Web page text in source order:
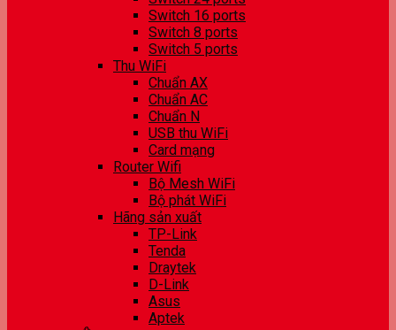
Switch 16 ports
Switch 8 ports
Switch 5 ports
Thu WiFi
Chuẩn AX
Chuẩn AC
Chuẩn N
USB thu WiFi
Card mạng
Router Wifi
Bộ Mesh WiFi
Bộ phát WiFi
Hãng sản xuất
TP-Link
Tenda
Draytek
D-Link
Asus
Aptek